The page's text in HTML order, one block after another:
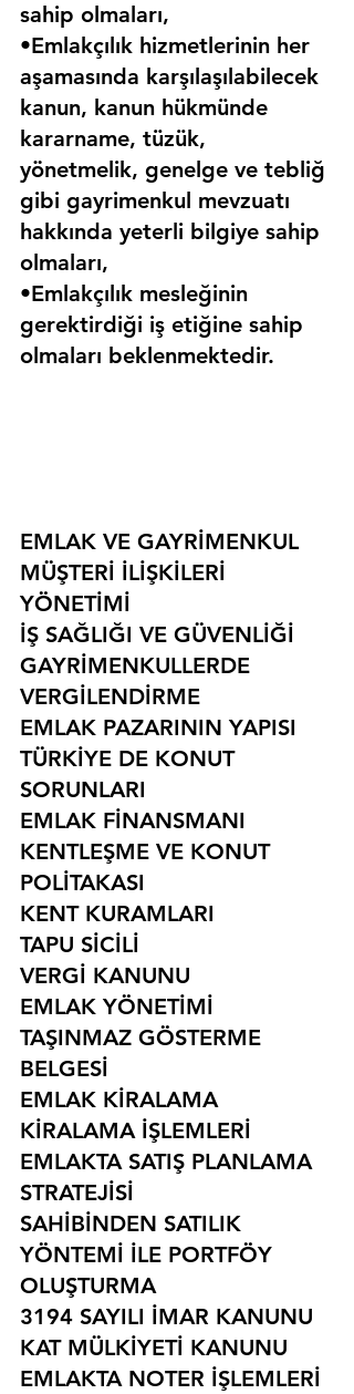
sahip olmaları,
•Emlakçılık hizmetlerinin her
aşamasında karşılaşılabilecek
kanun, kanun hükmünde
kararname, tüzük,
yönetmelik, genelge ve tebliğ
gibi gayrimenkul mevzuatı
hakkında yeterli bilgiye sahip
olmaları,
•Emlakçılık mesleğinin
gerektirdiği iş etiğine sahip
olmaları beklenmektedir.
EMLAK VE GAYRİMENKUL
MÜŞTERİ İLİŞKİLERİ
YÖNETİMİ
İŞ SAĞLIĞI VE GÜVENLİĞİ
GAYRİMENKULLERDE
VERGİLENDİRME
EMLAK PAZARININ YAPISI
TÜRKİYE DE KONUT
SORUNLARI
EMLAK FİNANSMANI
KENTLEŞME VE KONUT
POLİTAKASI
KENT KURAMLARI
TAPU SİCİLİ
VERGİ KANUNU
EMLAK YÖNETİMİ
TAŞINMAZ GÖSTERME
BELGESİ
EMLAK KİRALAMA
KİRALAMA İŞLEMLERİ
EMLAKTA SATIŞ PLANLAMA
STRATEJİSİ
SAHİBİNDEN SATILIK
YÖNTEMİ İLE PORTFÖY
OLUŞTURMA
3194 SAYILI İMAR KANUNU
KAT MÜLKİYETİ KANUNU
EMLAKTA NOTER İŞLEMLERİ